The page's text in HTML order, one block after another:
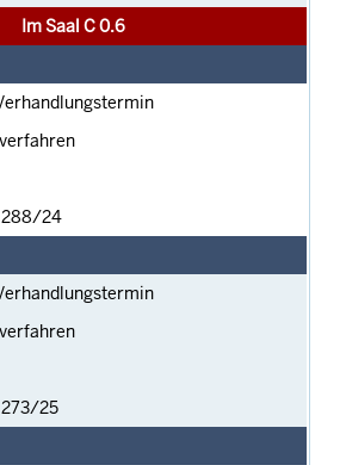
Im Saal C 0.6
288/24
273/25